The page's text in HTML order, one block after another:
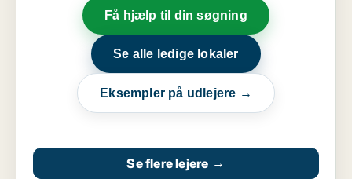
Få hjælp til din søgning
Se alle ledige lokaler
Eksempler på udlejere →
Se flere lejere →